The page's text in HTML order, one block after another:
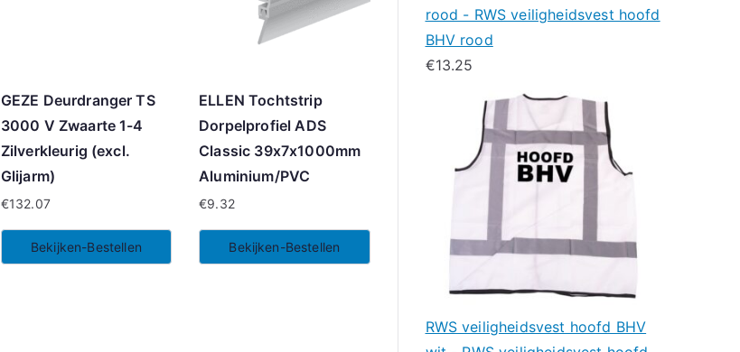
GEZE Deurdranger TS
3000 V Zwaarte 1-4
Zilverkleurig (excl.
Glijarm)
€132.07
Bekijken-Bestellen
ELLEN Tochtstrip
Dorpelprofiel ADS
Classic 39x7x1000mm
Aluminium/PVC
€9.32
Bekijken-Bestellen
rood - RWS veiligheidsvest hoofd
BHV rood
€13.25
RWS veiligheidsvest hoofd BHV